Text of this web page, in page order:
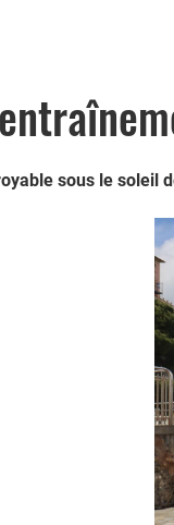
sous le soleil